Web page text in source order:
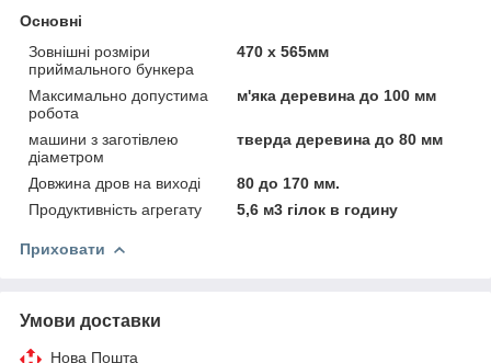
Основні
Зовнішні розміри
приймального бункера
470 х 565мм
Максимально допустима
робота
м'яка деревина до 100 мм
машини з заготівлею
діаметром
тверда деревина до 80 мм
Довжина дров на виході
80 до 170 мм.
Продуктивність агрегату
5,6 м3 гілок в годину
Приховати
Умови доставки
Нова Пошта